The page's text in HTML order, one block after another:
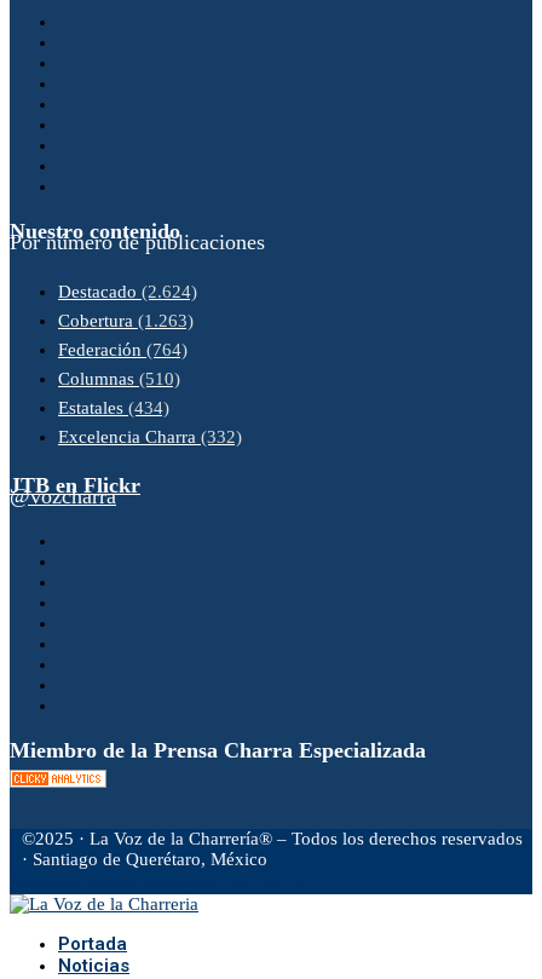
Nuestro contenido
Por número de publicaciones
Destacado (2.624)
Cobertura (1.263)
Federación (764)
Columnas (510)
Estatales (434)
Excelencia Charra (332)
JTB en Flickr
@vozcharra
Miembro de la Prensa Charra Especializada
©2025 · La Voz de la Charrería® – Todos los derechos reservados
· Santiago de Querétaro, México
Portada
Noticias